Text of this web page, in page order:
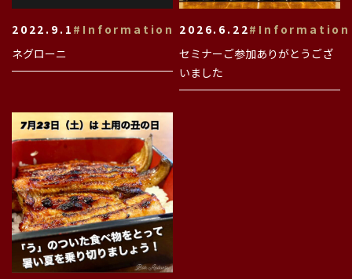
2022.9.1 #Information
ネグローニ
2026.6.22#Information
セミナーご参加ありがとうござ
いました